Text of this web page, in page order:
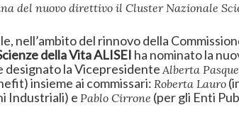
del nuovo direttivo il Cluster Nazionale
nell’ambito del rinnovo della
della Vita ALISEI ha nominato la
designato la VicepresidenteAlberta
insieme ai commissari: Roberta Lauro
Industriali) e Pablo Cirrone (per gli Enti